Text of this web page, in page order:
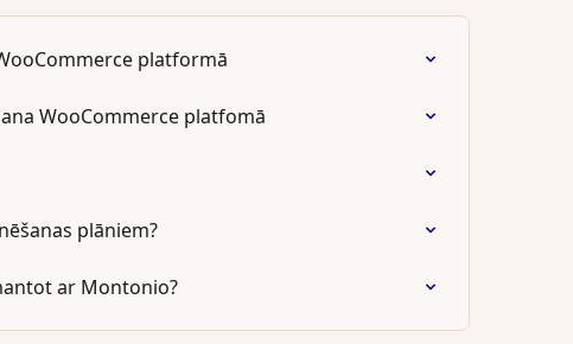
platformā
WooCommerce platfomā
plāniem?
ar Montonio?